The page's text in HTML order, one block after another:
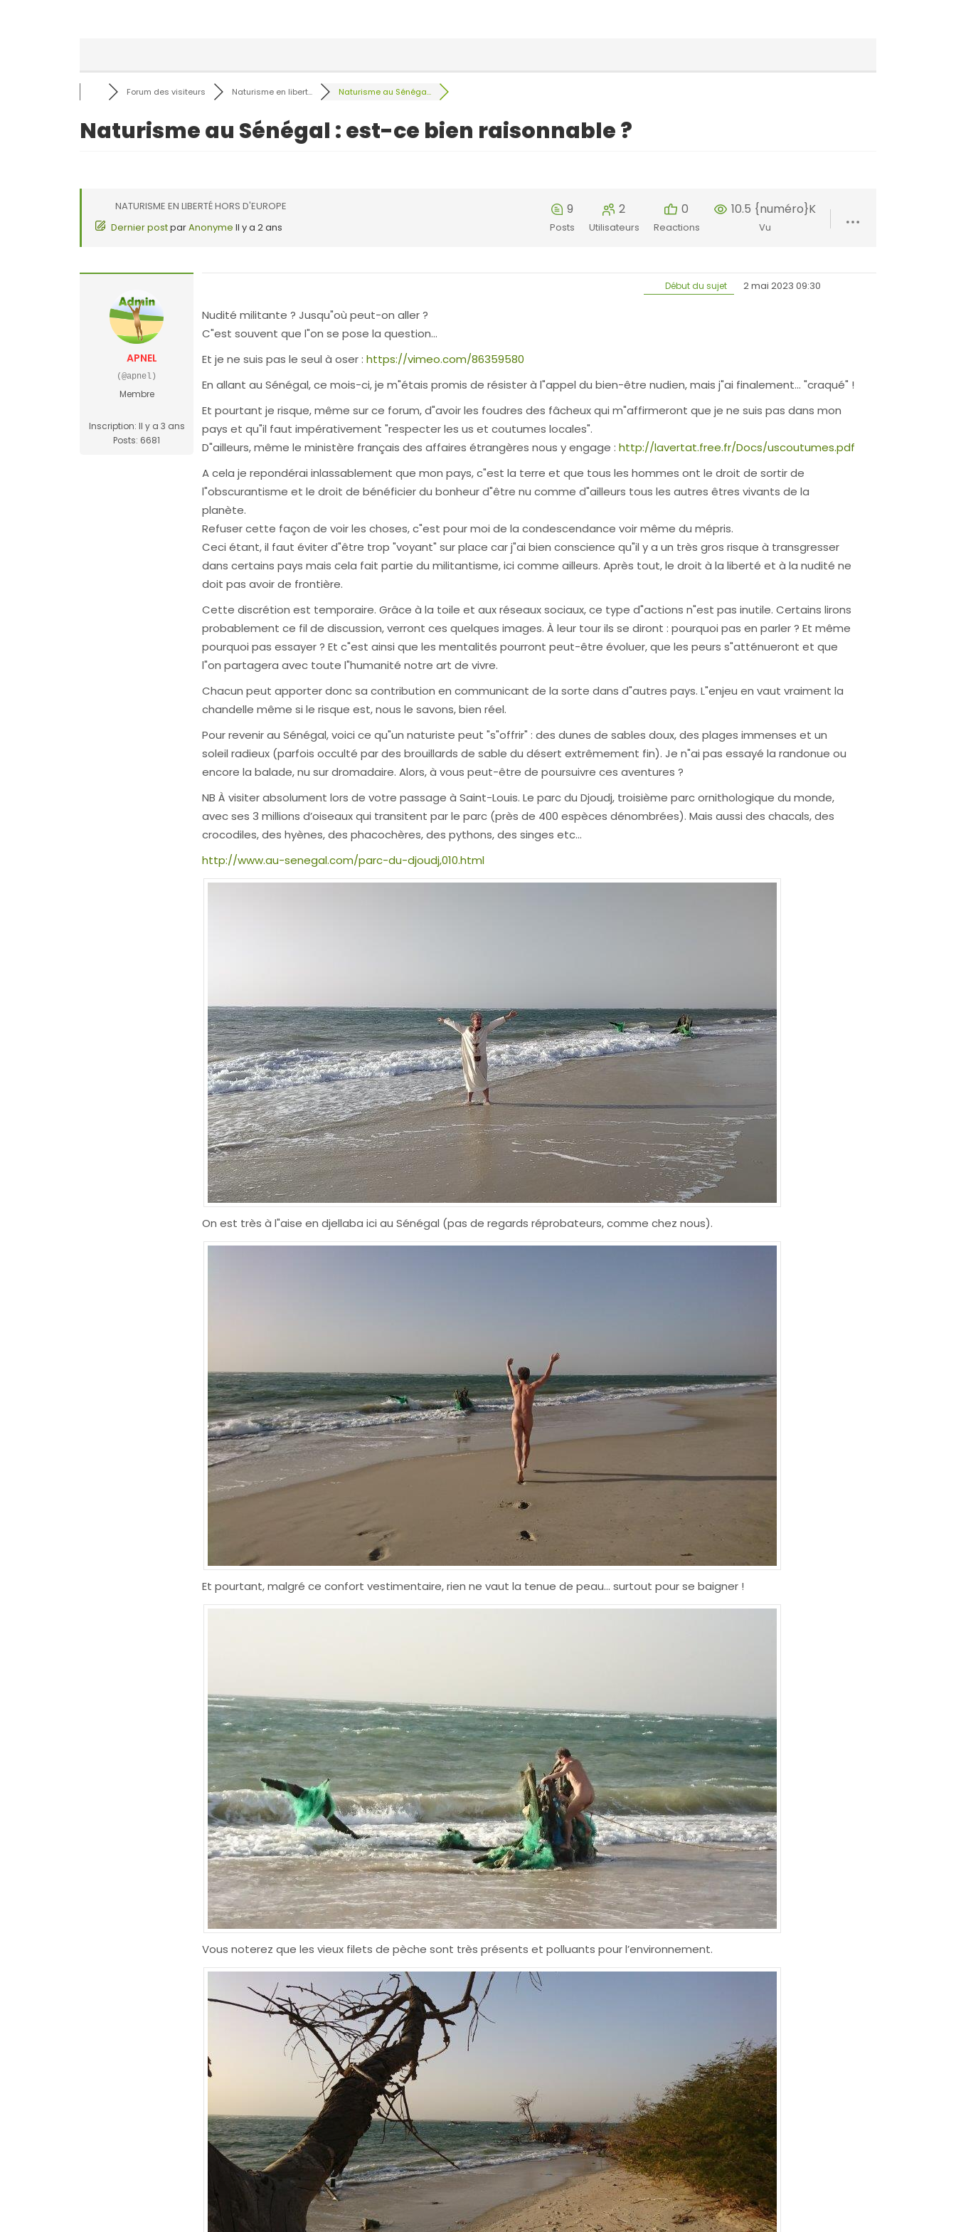
Forum des visiteurs Naturisme en libert... Naturisme au Sénéga...
Naturisme au Sénégal : est-ce bien raisonnable ?
NATURISME EN LIBERTÉ HORS D'EUROPE
Dernier postparAnonyme Il y a 2 ans
9
Posts
2
Utilisateurs
0
Reactions
10.5 {numéro}K
Vu
APNEL
(@apnel)
Membre
Inscription: Il y a 3 ans
Posts: 6681
Début du sujet 2 mai 2023 09:30
Nudité militante ? Jusqu"où peut-on aller ?
C"est souvent que l"on se pose la question…
Et je ne suis pas le seul à oser : https://vimeo.com/86359580
En allant au Sénégal, ce mois-ci, je m"étais promis de résister à l"appel du bien-être nudien, mais j"ai finalement… "craqué" !
Et pourtant je risque, même sur ce forum, d"avoir les foudres des fâcheux qui m"affirmeront que je ne suis pas dans mon
pays et qu"il faut impérativement "respecter les us et coutumes locales".
D"ailleurs, même le ministère français des affaires étrangères nous y engage : http://lavertat.free.fr/Docs/uscoutumes.pdf
A cela je repondérai inlassablement que mon pays, c"est la terre et que tous les hommes ont le droit de sortir de
l"obscurantisme et le droit de bénéficier du bonheur d"être nu comme d"ailleurs tous les autres êtres vivants de la
planète.
Refuser cette façon de voir les choses, c"est pour moi de la condescendance voir même du mépris.
Ceci étant, il faut éviter d"être trop "voyant" sur place car j"ai bien conscience qu"il y a un très gros risque à transgresser
dans certains pays mais cela fait partie du militantisme, ici comme ailleurs. Après tout, le droit à la liberté et à la nudité ne
doit pas avoir de frontière.
Cette discrétion est temporaire. Grâce à la toile et aux réseaux sociaux, ce type d"actions n"est pas inutile. Certains lirons
probablement ce fil de discussion, verront ces quelques images. À leur tour ils se diront : pourquoi pas en parler ? Et même
pourquoi pas essayer ? Et c"est ainsi que les mentalités pourront peut-être évoluer, que les peurs s"atténueront et que
l"on partagera avec toute l"humanité notre art de vivre.
Chacun peut apporter donc sa contribution en communicant de la sorte dans d"autres pays. L"enjeu en vaut vraiment la
chandelle même si le risque est, nous le savons, bien réel.
Pour revenir au Sénégal, voici ce qu"un naturiste peut "s"offrir" : des dunes de sables doux, des plages immenses et un
soleil radieux (parfois occulté par des brouillards de sable du désert extrêmement fin). Je n"ai pas essayé la randonue ou
encore la balade, nu sur dromadaire. Alors, à vous peut-être de poursuivre ces aventures ?
NB À visiter absolument lors de votre passage à Saint-Louis. Le parc du Djoudj, troisième parc ornithologique du monde,
avec ses 3 millions d’oiseaux qui transitent par le parc (près de 400 espèces dénombrées). Mais aussi des chacals, des
crocodiles, des hyènes, des phacochères, des pythons, des singes etc…
http://www.au-senegal.com/parc-du-djoudj,010.html
On est très à l"aise en djellaba ici au Sénégal (pas de regards réprobateurs, comme chez nous).
Et pourtant, malgré ce confort vestimentaire, rien ne vaut la tenue de peau... surtout pour se baigner !
Vous noterez que les vieux filets de pèche sont très présents et polluants pour l’environnement.